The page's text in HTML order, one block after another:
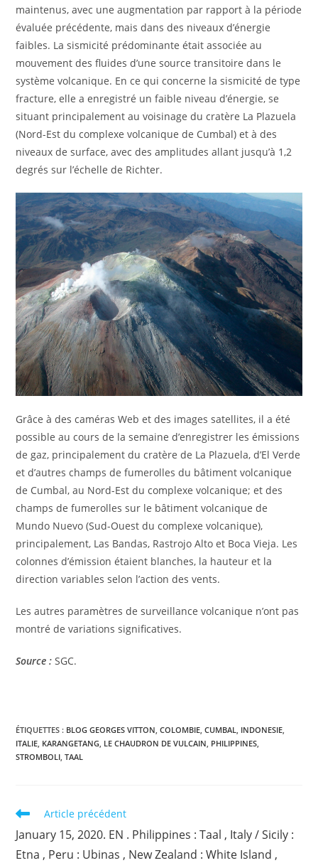
maintenus, avec une augmentation par rapport à la période
évaluée précédente, mais dans des niveaux d’énergie
faibles. La sismicité prédominante était associée au
mouvement des fluides d’une source transitoire dans le
système volcanique. En ce qui concerne la sismicité de type
fracture, elle a enregistré un faible niveau d’énergie, se
situant principalement au voisinage du cratère La Plazuela
(Nord-Est du complexe volcanique de Cumbal) et à des
niveaux de surface, avec des amplitudes allant jusqu’à 1,2
degrés sur l’échelle de Richter.
Grâce à des caméras Web et des images satellites, il a été
possible au cours de la semaine d’enregistrer les émissions
de gaz, principalement du cratère de La Plazuela, d’El Verde
et d’autres champs de fumerolles du bâtiment volcanique
de Cumbal, au Nord-Est du complexe volcanique; et des
champs de fumerolles sur le bâtiment volcanique de
Mundo Nuevo (Sud-Ouest du complexe volcanique),
principalement, Las Bandas, Rastrojo Alto et Boca Vieja. Les
colonnes d’émission étaient blanches, la hauteur et la
direction variables selon l’action des vents.
Les autres paramètres de surveillance volcanique n’ont pas
montré de variations significatives.
Source : SGC.
ÉTIQUETTES : BLOG GEORGES VITTON COLOMBIE CUMBAL INDONESIE
ITALIE KARANGETANG LE CHAUDRON DE VULCAIN PHILIPPINES
STROMBOLI TAAL
Read
articles
Article précédent
January 15, 2020. EN . Philippines : Taal , Italy / Sicily :
Etna , Peru : Ubinas , New Zealand : White Island ,